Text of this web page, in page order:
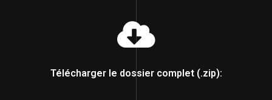
Télécharger le dossier complet (.zip):